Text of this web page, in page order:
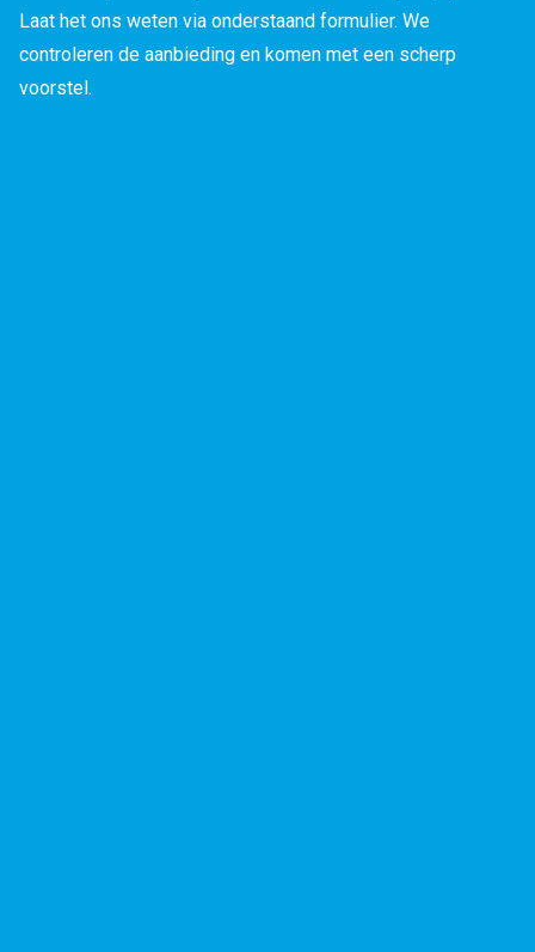
Laat het ons weten via onderstaand formulier. We
controleren de aanbieding en komen met een scherp
voorstel.